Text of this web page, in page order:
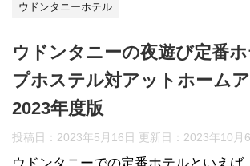
ウドンタニーホテル
ウドンタニーの夜遊び定番
プホステル対アットホーム
2023年度版
投稿日：2023年5月16日 更新日： 2023年10月